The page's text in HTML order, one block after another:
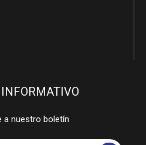
a nuestro boletín